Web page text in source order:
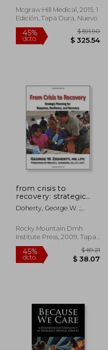
Mcgraw Hill Medical, 2015, 1
Edición, Tapa Dura, Nuevo
45% $ 591.90
from crisis to
recovery: strategic
planning for
response, resilience,
Inglés)
Doherty, George W. ;
Rocky Mountain Dmh
Institute Press, 2009, Tapa
Blanda, Nuevo